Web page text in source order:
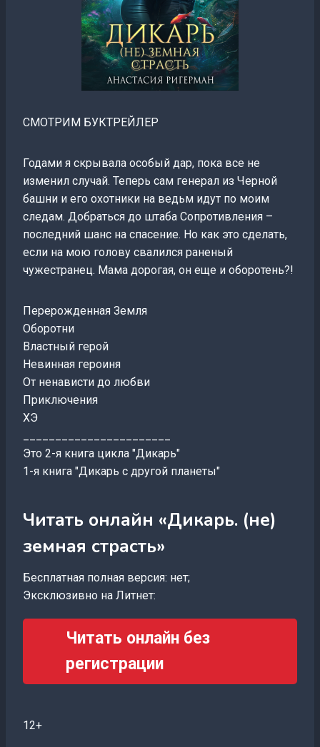
СМОТРИМ БУКТРЕЙЛЕР
Годами я скрывала особый дар, пока все не
изменил случай. Теперь сам генерал из Черной
башни и его охотники на ведьм идут по моим
следам. Добраться до штаба Сопротивления –
последний шанс на спасение. Но как это сделать,
если на мою голову свалился раненый
чужестранец. Мама дорогая, он еще и оборотень?!
Перерожденная Земля
Оборотни
Властный герой
Невинная героиня
От ненависти до любви
Приключения
ХЭ
Это 2-я книга цикла "Дикарь"
1-я книга "Дикарь с другой планеты"
Читать онлайн «Дикарь. (не)
земная страсть»
Бесплатная полная версия: нет;
Эксклюзивно на Литнет:
Читать онлайн без
регистрации
12+